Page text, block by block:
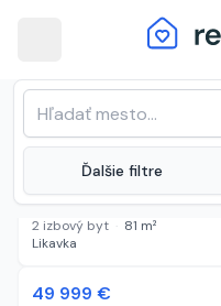
Ďalšie filtre
Likavka · Najnovšie
predaj
(13 inzerátov)
119 000 €
HALO reality - Predaj,
2 izbový byt · 81 m²
Likavka
19 dní
49 999 €